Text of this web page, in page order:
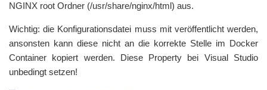
NGINX root Ordner (/usr/share/nginx/html) aus.
Wichtig: die Konfigurationsdatei muss mit veröffentlicht werden,
ansonsten kann diese nicht an die korrekte Stelle im Docker
Container kopiert werden. Diese Property bei Visual Studio
unbedingt setzen!